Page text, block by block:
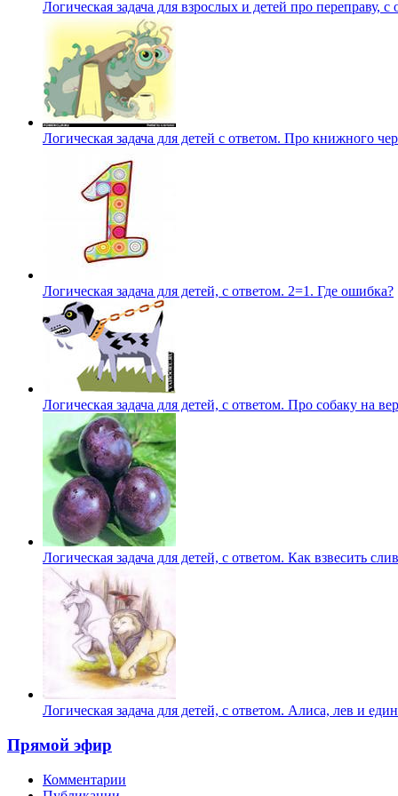
Логическая задача для взрослых и детей про переправу, с
Логическая задача для детей с ответом. Про книжного
Логическая задача для детей, с ответом. 2=1. Где ошибка?
Логическая задача для детей, с ответом. Про собаку на
Логическая задача для детей, с ответом. Как взвесить
Логическая задача для детей, с ответом. Алиса, лев и
Прямой эфир
Комментарии